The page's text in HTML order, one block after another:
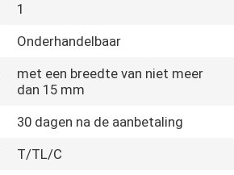
1
Onderhandelbaar
met een breedte van niet meer
dan 15 mm
30 dagen na de aanbetaling
T/TL/C